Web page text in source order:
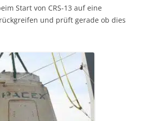
Start von CRS-13 auf eine
und prüft gerade ob dies